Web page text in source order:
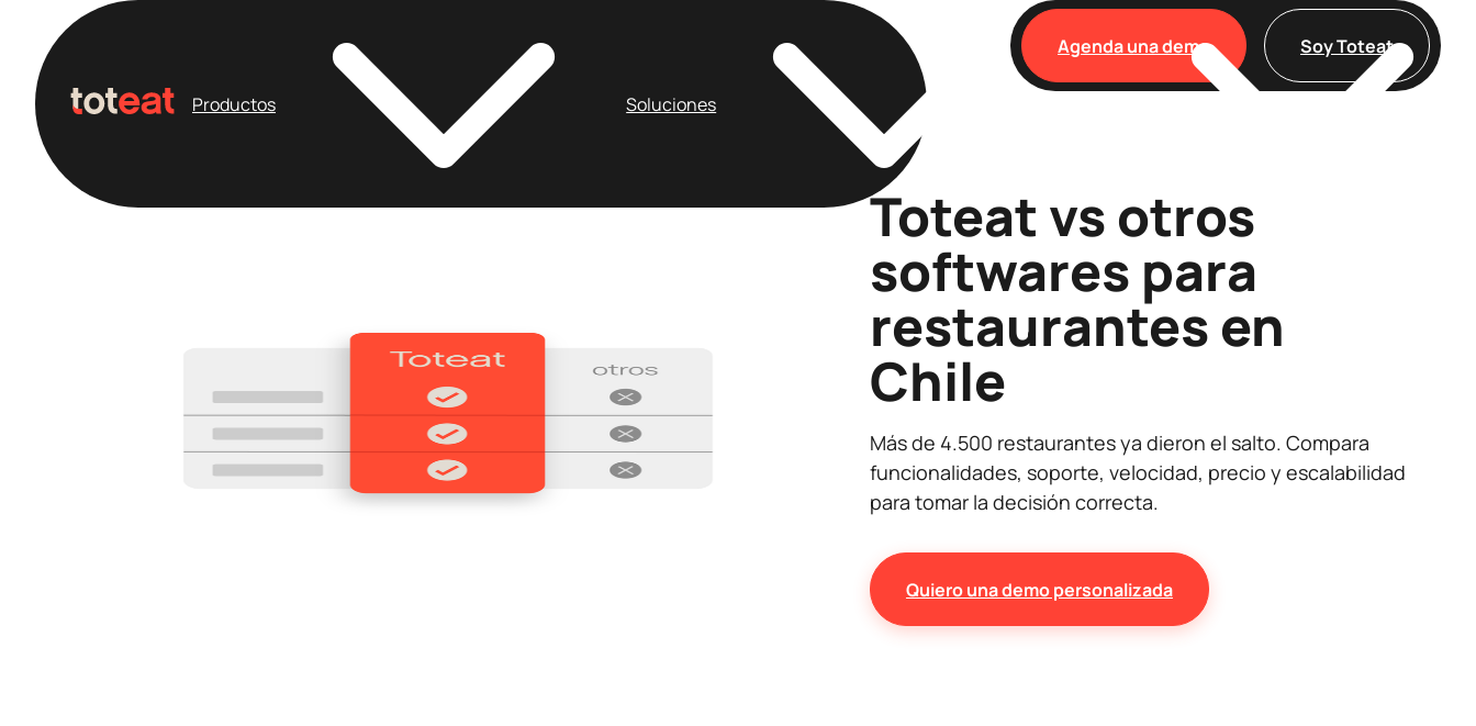
Productos Soluciones
Agenda una demo Soy Toteat
Toteat vs otros
softwares para
restaurantes en
Chile
Más de 4.500 restaurantes ya dieron el salto. Compara
funcionalidades, soporte, velocidad, precio y escalabilidad
para tomar la decisión correcta.
Quiero una demo personalizada